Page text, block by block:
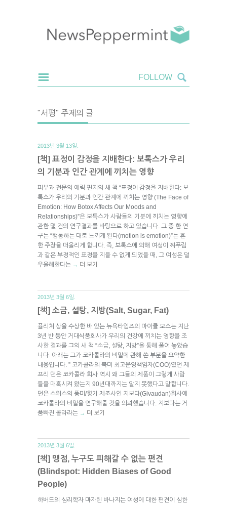
"서평" 주제의 글
2013년 3월 13일.
[책] 표정이 감정을 지배한다: 보톡스가 우리
의 기분과 인간 관계에 끼치는 영향
피부과 전문의 에릭 핀지의 새 책 “표정이 감정을 지배한다: 보
톡스가 우리의 기분과 인간 관계에 끼치는 영향 (The Face of
Emotion: How Botox Affects Our Moods and
Relationships)”은 보톡스가 사람들의 기분에 끼치는 영향에
관한 몇 건의 연구결과를 바탕으로 하고 있습니다. 그 중 한 연
구는 “행동하는 대로 느끼게 된다(motion is emotion)”는 흔
한 주장을 떠올리게 합니다. 즉, 보톡스에 의해 여성이 찌푸림
과 같은 부정적인 표정을 지을 수 없게 되었을 때, 그 여성은 덜
우울해한다는 → 더 보기
2013년 3월 6일.
[책] 소금, 설탕, 지방(Salt, Sugar, Fat)
퓰리처 상을 수상한 바 있는 뉴욕타임즈의 마이클 모스는 지난
3년 반 동안 거대식품회사가 우리의 건강에 끼치는 영향을 조
사한 결과를 그의 새 책 “소금, 설탕, 지방”을 통해 풀어 놓았습
니다. 아래는 그가 코카콜라의 비밀에 관해 쓴 부분을 요약한
내용입니다. ” 코카콜라의 북미 최고운영책임자(COO)였던 제
프리 던은 코카콜라 회사 역시 왜 그들의 제품이 그렇게 사람
들을 매혹시켜 왔는지 90년대까지는 알지 못했다고 말합니다.
던은 스위스의 풍미/향기 제조사인 지보다(Givaudan)회사에
코카콜라의 비밀을 연구해줄 것을 의뢰했습니다. 지보다는 거
품빠진 콜라라는 → 더 보기
2013년 3월 6일.
[책] 맹점, 누구도 피해갈 수 없는 편견
(Blindspot: Hidden Biases of Good
People)
하버드의 심리학자 마자린 바나지는 여성에 대한 편견이 심한